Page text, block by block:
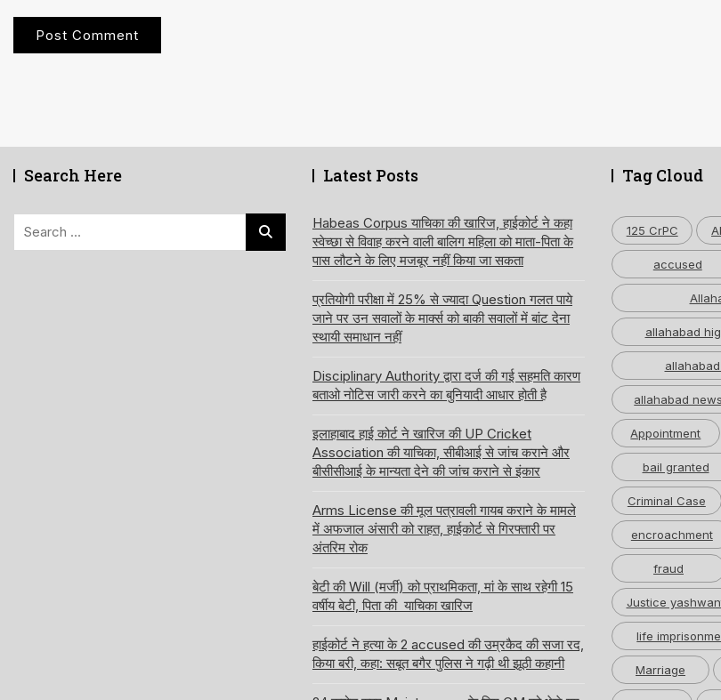
Search Here Latest Posts
Habeas Corpus याचिका की खारिज, हाईकोर्ट ने कहा
स्वेच्छा से विवाह करने वाली बालिग महिला को माता-पिता के
पास लौटने के लिए मजबूर नहीं किया जा सकता
प्रतियोगी परीक्षा में 25% से ज्यादा Question गलत पाये
जाने पर उन सवालों के मार्क्स को बाकी सवालों में बांट देना
स्थायी समाधान नहीं
Disciplinary Authority द्वारा दर्ज की गई सहमति कारण
बताओ नोटिस जारी करने का बुनियादी आधार होती है
इलाहाबाद हाई कोर्ट ने खारिज की UP Cricket
Association की याचिका, सीबीआई से जांच कराने और
बीसीसीआई के मान्यता देने की जांच कराने से इंकार
Arms License की मूल पत्रावली गायब कराने के मामले
में अफजाल अंसारी को राहत, हाईकोर्ट से गिरफ्तारी पर
अंतरिम रोक
बेटी की Will (मर्जी) को प्राथमिकता, मां के साथ रहेगी 15
वर्षीय बेटी, पिता की याचिका खारिज
हाईकोर्ट ने हत्या के 2 accused की उम्रकैद की सजा रद,
किया बरी, कहा: सबूत बगैर पुलिस ने गढ़ी थी झूठी कहानी
Tag Cloud
125 CrPC
accused
allahabad
allahabad news
Appointment
bail granted
Criminal Case
encroachment
fraud
Justice
life
Marriage